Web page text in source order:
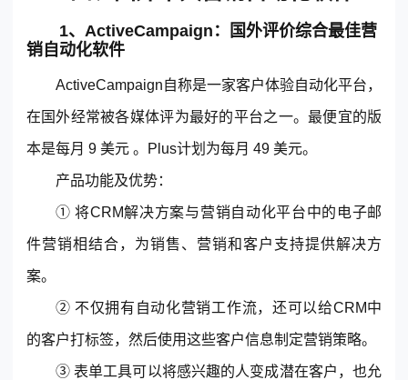
1、ActiveCampaign：国外评价综合最佳营
销自动化软件
ActiveCampaign自称是一家客户体验自动化平台，
在国外经常被各媒体评为最好的平台之一。最便宜的版
本是每月 9 美元 。Plus计划为每月 49 美元。
产品功能及优势：
① 将CRM解决方案与营销自动化平台中的电子邮
件营销相结合，为销售、营销和客户支持提供解决方
案。
② 不仅拥有自动化营销工作流，还可以给CRM中
的客户打标签，然后使用这些客户信息制定营销策略。
③ 表单工具可以将感兴趣的人变成潜在客户，也允